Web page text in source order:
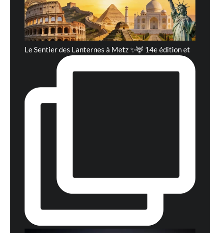
Le Sentier des Lanternes à Metz ✨🦌 14e édition et